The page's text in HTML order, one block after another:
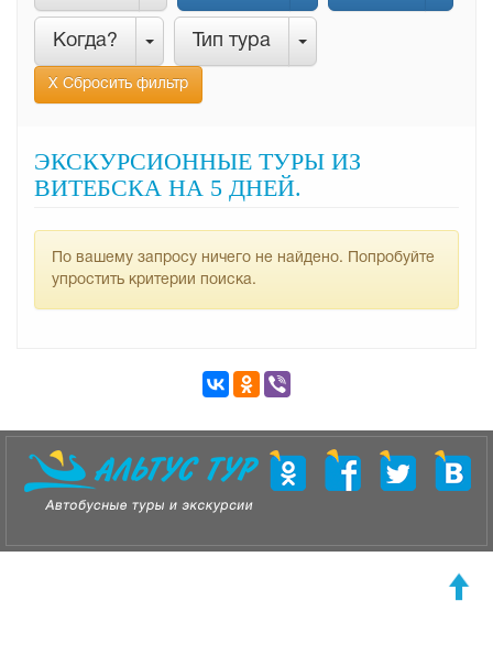
Когда? Тип тура
Х Сбросить фильтр
ЭКСКУРСИОННЫЕ ТУРЫ ИЗ
ВИТЕБСКА НА 5 ДНЕЙ.
По вашему запросу ничего не найдено. Попробуйте
упростить критерии поиска.